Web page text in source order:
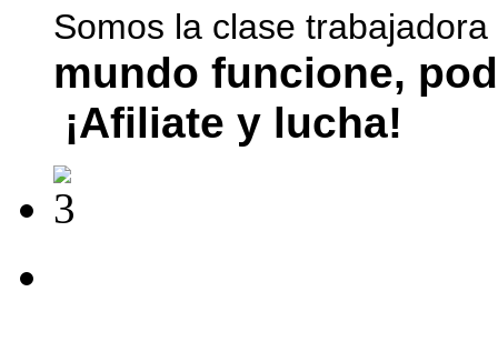
Somos la clase
mundo funcione,
¡Afiliate y lucha!